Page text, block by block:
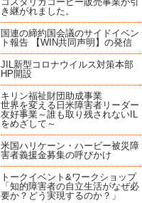
き継がれました。
国連の締約国会議のサイドイベン
ト報告 【WIN共同声明】の発信
JIL新型コロナウイルス対策本部
HP開設
キリン福祉財団助成事業
世界を変える日米障害者リーダー
友好事業～誰も取り残されないIL
をめざして～
米国ハリケーン・ハービー被災障
害者義援金募集の呼びかけ
トークイベント&ワークショップ
「知的障害者の自立生活がなぜ必
要か？どう実現するのか？」